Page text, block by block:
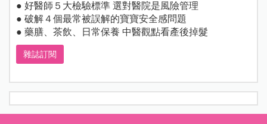
● 好醫師５大檢驗標準 選對醫院是風險管理
● 破解４個最常被誤解的寶寶安全感問題
● 藥膳、茶飲、日常保養 中醫觀點看產後掉髮
雜誌訂閱